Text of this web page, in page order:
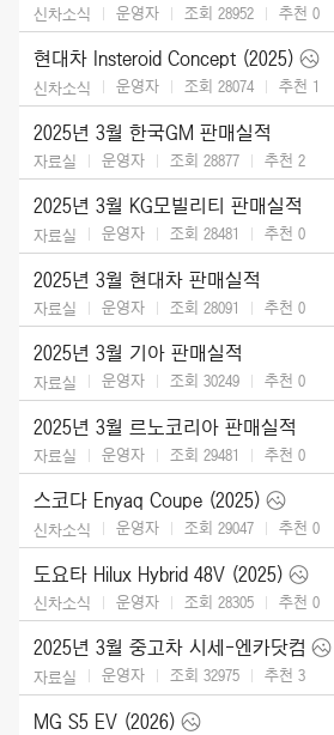
신차소식 운영자 조회 28952 추천 0
현대차 Insteroid Concept (2025)
신차소식 운영자 조회 28074 추천 1
2025년 3월 한국GM 판매실적
자료실 운영자 조회 28877 추천 2
2025년 3월 KG모빌리티 판매실적
자료실 운영자 조회 28481 추천 0
2025년 3월 현대차 판매실적
자료실 운영자 조회 28091 추천 0
2025년 3월 기아 판매실적
자료실 운영자 조회 30249 추천 0
2025년 3월 르노코리아 판매실적
자료실 운영자 조회 29481 추천 0
스코다 Enyaq Coupe (2025)
신차소식 운영자 조회 29047 추천 0
도요타 Hilux Hybrid 48V (2025)
신차소식 운영자 조회 28305 추천 0
2025년 3월 중고차 시세-엔카닷컴
자료실 운영자 조회 32975 추천 3
MG S5 EV (2026)